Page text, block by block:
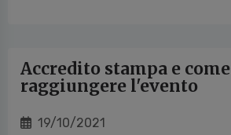
Accredito stampa e come
raggiungere l'evento
19/10/2021